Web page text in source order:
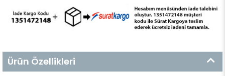
Ürün Özellikleri